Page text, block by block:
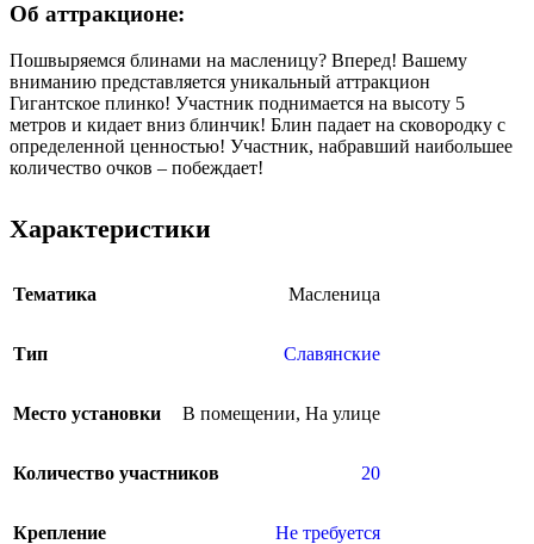
Об аттракционе:
Пошвыряемся блинами на масленицу? Вперед! Вашему
вниманию представляется уникальный аттракцион
Гигантское плинко! Участник поднимается на высоту 5
метров и кидает вниз блинчик! Блин падает на сковородку с
определенной ценностью! Участник, набравший наибольшее
количество очков – побеждает!
Характеристики
Тематика Масленица
Тип Славянские
Место установки В помещении, На улице
Количество участников 20
Крепление Не требуется